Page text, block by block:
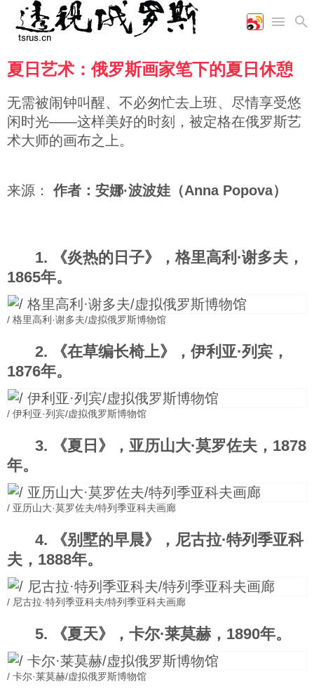
首页
国际
军事
空军
海军
陆军
军事合作
评论
经济
财经
商业
工业
能源
社会
文艺
教育
美食
娱乐
历史
体育
旅游
视听
图片新闻
高清图片
漫画
视频
夏日艺术：俄罗斯画家笔下的夏日休憩
无需被闹钟叫醒、不必匆忙去上班、尽情享受悠
闲时光——这样美好的时刻，被定格在俄罗斯艺
术大师的画布之上。
来源： 作者：安娜·波波娃（Anna Popova）
1. 《炎热的日子》，格里高利·谢多夫，
1865年。
/ 格里高利·谢多夫/虚拟俄罗斯博物馆
2. 《在草编长椅上》，伊利亚·列宾，
1876年。
/ 伊利亚·列宾/虚拟俄罗斯博物馆
3. 《夏日》，亚历山大·莫罗佐夫，1878
年。
/ 亚历山大·莫罗佐夫/特列季亚科夫画廊
4. 《别墅的早晨》，尼古拉·特列季亚科
夫，1888年。
/ 尼古拉·特列季亚科夫/特列季亚科夫画廊
5. 《夏天》，卡尔·莱莫赫，1890年。
/ 卡尔·莱莫赫/虚拟俄罗斯博物馆